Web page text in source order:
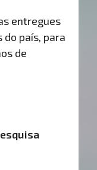
entregues
do país, para
de